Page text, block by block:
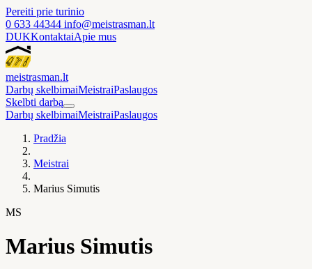
Pereiti prie turinio
0 633 44344 info@meistrasman.lt
DUKKontaktaiApie mus
meistrasman.lt
Darbų skelbimaiMeistraiPaslaugos
Skelbti darbą
Darbų skelbimaiMeistraiPaslaugos
Pradžia
Meistrai
Marius Simutis
MS
Marius Simutis